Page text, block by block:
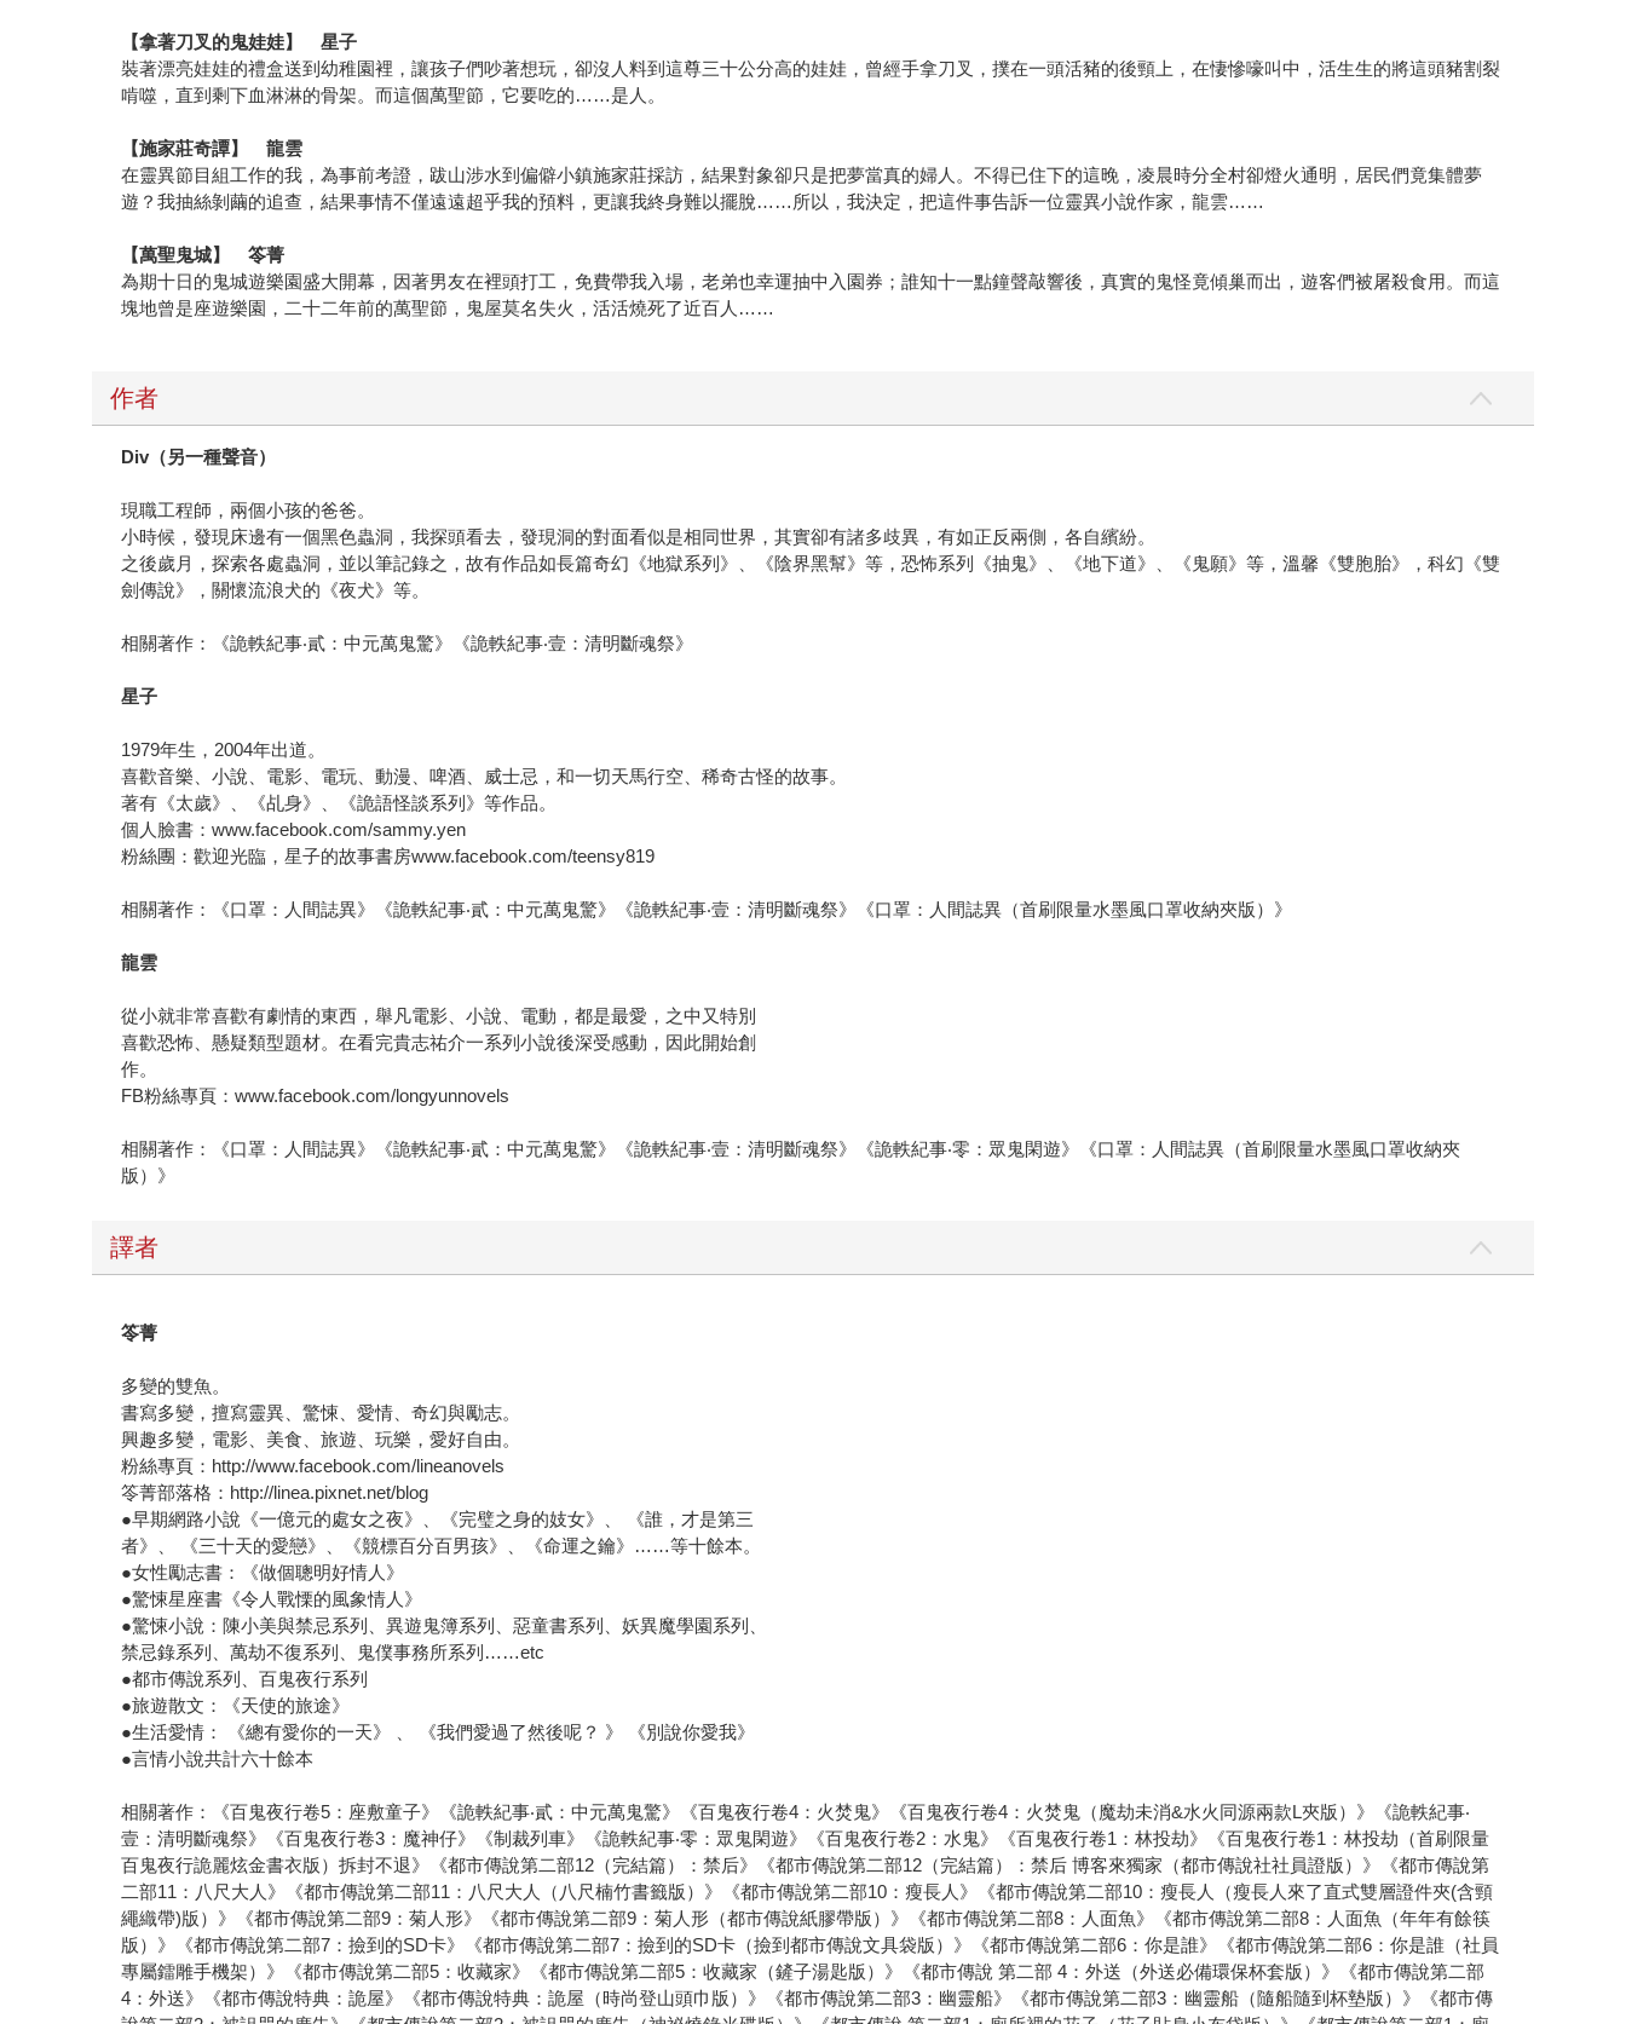
【拿著刀叉的鬼娃娃】 星子
裝著漂亮娃娃的禮盒送到幼稚園裡，讓孩子們吵著想玩，卻沒人料到這尊三十公分高的娃娃，曾經手拿刀叉，撲在一頭活豬的後頸上，在悽慘嚎叫中，活生生的將這頭豬割裂
啃噬，直到剩下血淋淋的骨架。而這個萬聖節，它要吃的……是人。
【施家莊奇譚】 龍雲
在靈異節目組工作的我，為事前考證，跋山涉水到偏僻小鎮施家莊採訪，結果對象卻只是把夢當真的婦人。不得已住下的這晚，凌晨時分全村卻燈火通明，居民們竟集體夢
遊？我抽絲剝繭的追查，結果事情不僅遠遠超乎我的預料，更讓我終身難以擺脫……所以，我決定，把這件事告訴一位靈異小說作家，龍雲……
【萬聖鬼城】 笭菁
為期十日的鬼城遊樂園盛大開幕，因著男友在裡頭打工，免費帶我入場，老弟也幸運抽中入園券；誰知十一點鐘聲敲響後，真實的鬼怪竟傾巢而出，遊客們被屠殺食用。而這
塊地曾是座遊樂園，二十二年前的萬聖節，鬼屋莫名失火，活活燒死了近百人……
作者
Div （另一種聲音）
現職工程師，兩個小孩的爸爸。
小時候，發現床邊有一個黑色蟲洞，我探頭看去，發現洞的對面看似是相同世界，其實卻有諸多歧異，有如正反兩側，各自繽紛。
之後歲月，探索各處蟲洞，並以筆記錄之，故有作品如長篇奇幻《地獄系列》、《陰界黑幫》等，恐怖系列《抽鬼》、《地下道》、《鬼願》等，溫馨《雙胞胎》，科幻《雙
劍傳說》，關懷流浪犬的《夜犬》等。
相關著作：《詭軼紀事‧貳：中元萬鬼驚》《詭軼紀事‧壹：清明斷魂祭》
星子
1979年生，2004年出道。
喜歡音樂、小說、電影、電玩、動漫、啤酒、威士忌，和一切天馬行空、稀奇古怪的故事。
著有《太歲》、《乩身》、《詭語怪談系列》等作品。
個人臉書：www.facebook.com/sammy.yen
粉絲團：歡迎光臨，星子的故事書房www.facebook.com/teensy819
相關著作：《口罩：人間誌異》《詭軼紀事‧貳：中元萬鬼驚》《詭軼紀事‧壹：清明斷魂祭》《口罩：人間誌異（首刷限量水墨風口罩收納夾版）》
龍雲
從小就非常喜歡有劇情的東西，舉凡電影、小說、電動，都是最愛，之中又特別
喜歡恐怖、懸疑類型題材。在看完貴志祐介一系列小說後深受感動，因此開始創
作。
FB粉絲專頁：www.facebook.com/longyunnovels
相關著作：《口罩：人間誌異》《詭軼紀事‧貳：中元萬鬼驚》《詭軼紀事‧壹：清明斷魂祭》《詭軼紀事‧零：眾鬼閑遊》《口罩：人間誌異（首刷限量水墨風口罩收納夾
版）》
譯者
笭菁
多變的雙魚。
書寫多變，擅寫靈異、驚悚、愛情、奇幻與勵志。
興趣多變，電影、美食、旅遊、玩樂，愛好自由。
粉絲專頁：http://www.facebook.com/lineanovels
笭菁部落格：http://linea.pixnet.net/blog
●早期網路小說《一億元的處女之夜》、《完璧之身的妓女》、 《誰，才是第三
者》、 《三十天的愛戀》、《競標百分百男孩》、《命運之鑰》……等十餘本。
●女性勵志書：《做個聰明好情人》
●驚悚星座書《令人戰慄的風象情人》
●驚悚小說：陳小美與禁忌系列、異遊鬼簿系列、惡童書系列、妖異魔學園系列、
禁忌錄系列、萬劫不復系列、鬼僕事務所系列……etc
●都市傳說系列、百鬼夜行系列
●旅遊散文：《天使的旅途》
●生活愛情： 《總有愛你的一天》 、 《我們愛過了然後呢？ 》 《別說你愛我》
●言情小說共計六十餘本
相關著作：《百鬼夜行卷5：座敷童子》《詭軼紀事‧貳：中元萬鬼驚》《百鬼夜行卷4：火焚鬼》《百鬼夜行卷4：火焚鬼（魔劫未消&水火同源兩款L夾版）》《詭軼紀事‧
壹：清明斷魂祭》《百鬼夜行卷3：魔神仔》《制裁列車》《詭軼紀事‧零：眾鬼閑遊》《百鬼夜行卷2：水鬼》《百鬼夜行卷1：林投劫》《百鬼夜行卷1：林投劫（首刷限量
百鬼夜行詭麗炫金書衣版）拆封不退》《都市傳說第二部12（完結篇）：禁后》《都市傳說第二部12（完結篇）：禁后 博客來獨家（都市傳說社社員證版）》《都市傳說第
二部11：八尺大人》《都市傳說第二部11：八尺大人（八尺楠竹書籤版）》《都市傳說第二部10：瘦長人》《都市傳說第二部10：瘦長人（瘦長人來了直式雙層證件夾(含頸
繩織帶)版）》《都市傳說第二部9：菊人形》《都市傳說第二部9：菊人形（都市傳說紙膠帶版）》《都市傳說第二部8：人面魚》《都市傳說第二部8：人面魚（年年有餘筷
版）》《都市傳說第二部7：撿到的SD卡》《都市傳說第二部7：撿到的SD卡（撿到都市傳說文具袋版）》《都市傳說第二部6：你是誰》《都市傳說第二部6：你是誰（社員
專屬鐳雕手機架）》《都市傳說第二部5：收藏家》《都市傳說第二部5：收藏家（鏟子湯匙版）》《都市傳說 第二部 4：外送（外送必備環保杯套版）》《都市傳說第二部
4：外送》《都市傳說特典：詭屋》《都市傳說特典：詭屋（時尚登山頭巾版）》《都市傳說第二部3：幽靈船》《都市傳說第二部3：幽靈船（隨船隨到杯墊版）》《都市傳